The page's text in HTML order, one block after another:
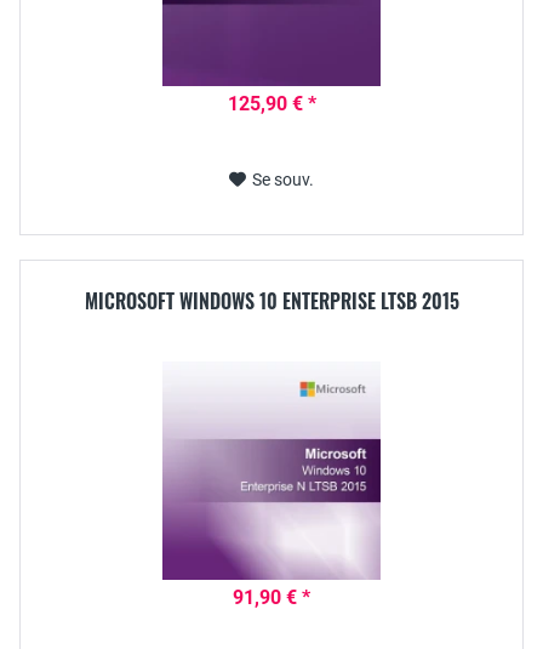
125,90 € *
Se souv.
MICROSOFT WINDOWS 10 ENTERPRISE LTSB 2015
91,90 € *